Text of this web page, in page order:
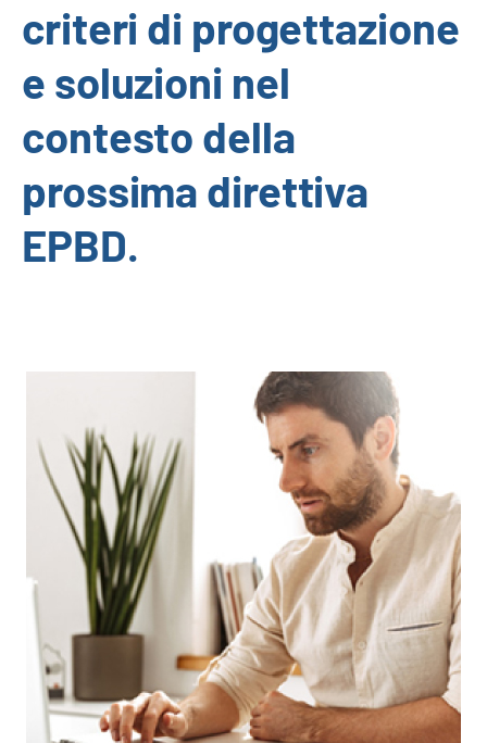
criteri di progettazione
e soluzioni nel
contesto della
prossima direttiva
EPBD.